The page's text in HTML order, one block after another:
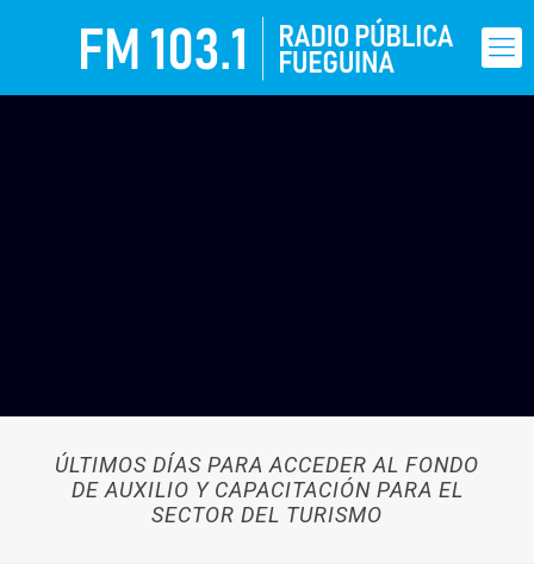
ÚLTIMOS DÍAS PARA ACCEDER AL FONDO
DE AUXILIO Y CAPACITACIÓN PARA EL
SECTOR DEL TURISMO